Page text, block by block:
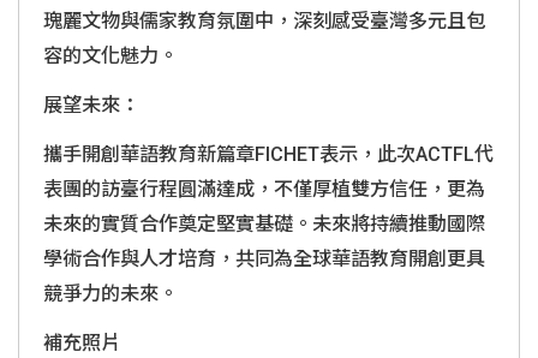
瑰麗文物與儒家教育氛圍中，深刻感受臺灣多元且包
容的文化魅力。
展望未來：
攜手開創華語教育新篇章FICHET表示，此次ACTFL代
表團的訪臺行程圓滿達成，不僅厚植雙方信任，更為
未來的實質合作奠定堅實基礎。未來將持續推動國際
學術合作與人才培育，共同為全球華語教育開創更具
競爭力的未來。
補充照片